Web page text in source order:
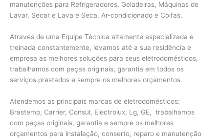
manutenções para Refrigeradores, Geladeiras, Máquinas de
Lavar, Secar e Lava e Seca, Ar-condicionado e Coifas.
Através de uma Equipe Técnica altamente especializada e
treinada constantemente, levamos até a sua residência e
empresa as melhores soluções para seus eletrodomésticos,
trabalhamos com peças originais, garantia em todos os
serviços prestados e sempre os melhores orçamentos.
Atendemos as principais marcas de eletrodomésticos:
Brastemp, Carrier, Consul, Electrolux, Lg, GE, trabalhamos
com peças originais, garantia e sempre os melhores
orçamentos para instalação, conserto, reparo e manutenção